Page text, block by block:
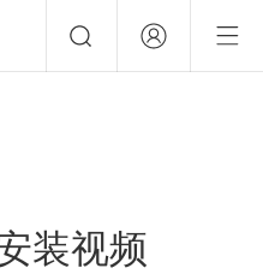
装视频